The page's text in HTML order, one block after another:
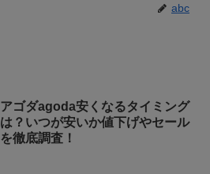
abc
アゴダagoda安くなるタイミング
は？いつが安いか値下げやセール
を徹底調査！